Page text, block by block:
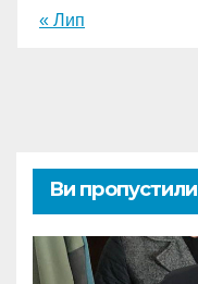
« Лип
Ви пропустили